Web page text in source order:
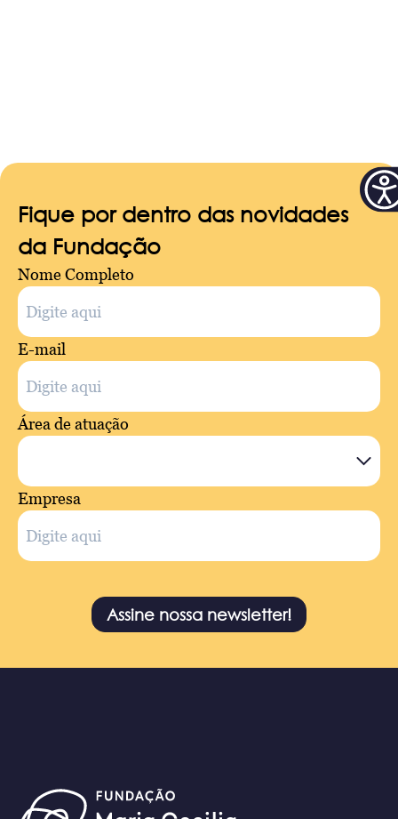
Fique por dentro das novidades
da Fundação
Nome Completo
E-mail
Área de atuação
Empresa
Assine nossa newsletter!